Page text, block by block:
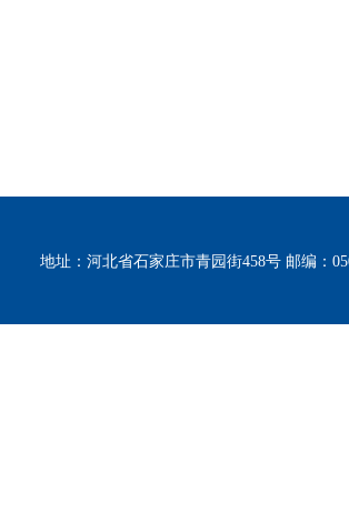
地址：河北省石家庄市青园街458号 邮编：